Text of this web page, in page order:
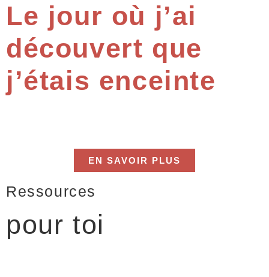
Le jour où j’ai
découvert que
j’étais enceinte
EN SAVOIR PLUS
Ressources
pour toi